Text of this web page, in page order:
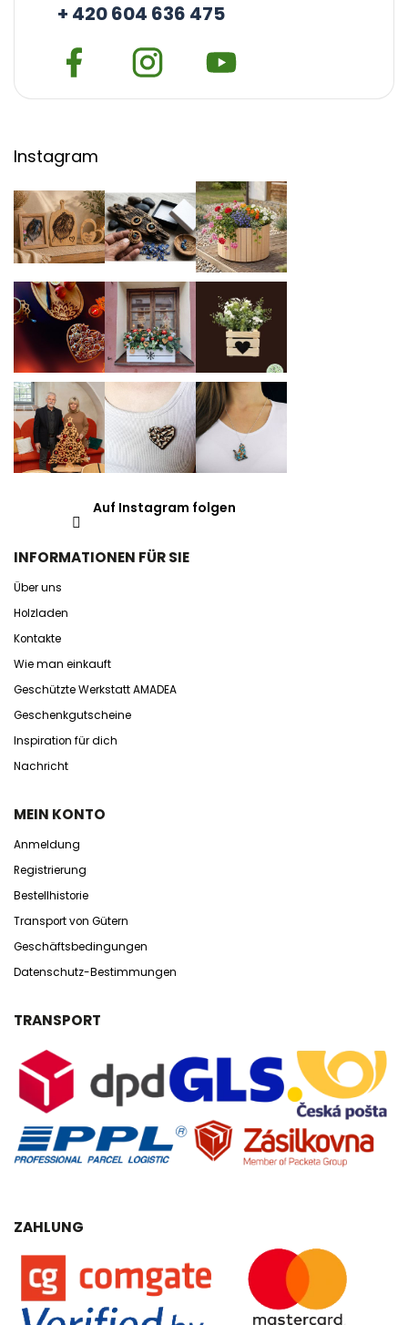
+ 420 604 636 475
Instagram
Auf Instagram folgen
INFORMATIONEN FÜR SIE
Über uns
Holzladen
Kontakte
Wie man einkauft
Geschützte Werkstatt AMADEA
Geschenkgutscheine
Inspiration für dich
Nachricht
MEIN KONTO
Anmeldung
Registrierung
Bestellhistorie
Transport von Gütern
Geschäftsbedingungen
Datenschutz-Bestimmungen
TRANSPORT
ZAHLUNG